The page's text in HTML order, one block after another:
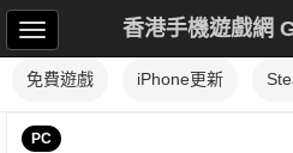
香港手機遊戲網
免費遊戲 iPhone更新
PC